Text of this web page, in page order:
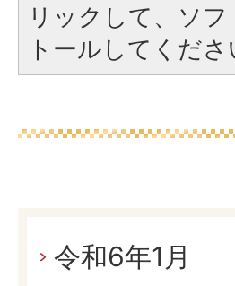
リックして、ソ
トールしてくださ
令和6年1月